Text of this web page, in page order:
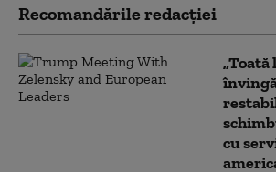
Recomandările redacţiei
cu